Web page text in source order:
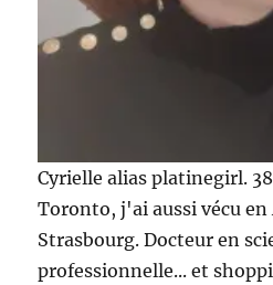
Cyrielle alias platinegirl.
Toronto, j'ai aussi vécu
Strasbourg. Docteur en
professionnelle... et